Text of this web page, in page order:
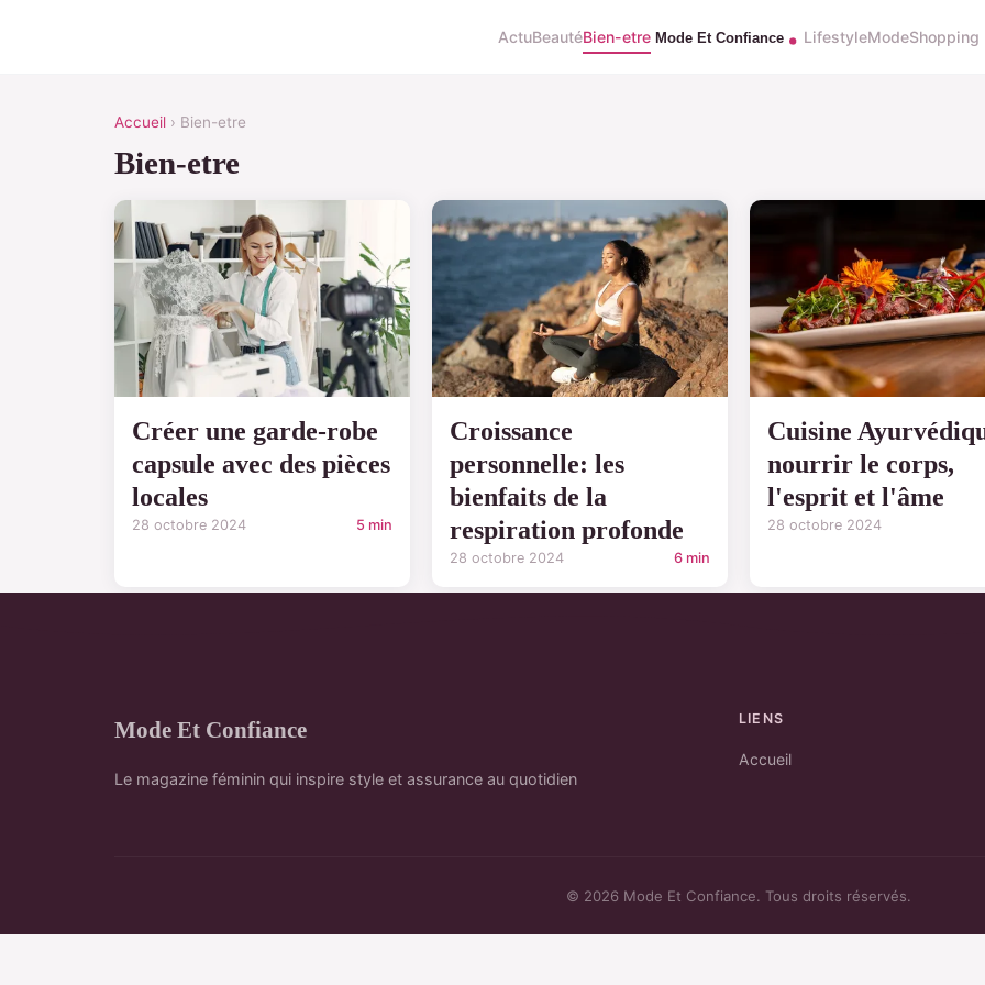
ActuBeautéBien-etre LifestyleModeShopping
Accueil › Bien-etre
Bien-etre
Créer une garde-robe
capsule avec des pièces
locales
28 octobre 2024 5 min
Croissance
personnelle: les
bienfaits de la
respiration profonde
28 octobre 2024 6 min
Cuisine
nourrir le corps,
l'esprit et l'âme
28 octobre 2024
Mode Et Confiance
Le magazine féminin qui inspire style et assurance au quotidien
LIENS
Accueil
© 2026 Mode Et Confiance. Tous droits réservés.